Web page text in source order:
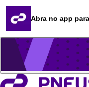
Quero revender
Blog
Whatsapp (16) 99764-8401
Televendas (47) 3046-
Abra no app